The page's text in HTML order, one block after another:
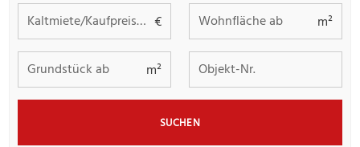
Kaltmiete/Kaufpreis bis € Wohnfläche ab m²
Grundstück ab m² Objekt-Nr.
SUCHEN